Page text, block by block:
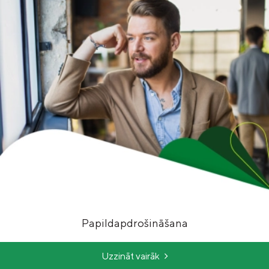
Papildapdrošināšana
Uzzināt vairāk